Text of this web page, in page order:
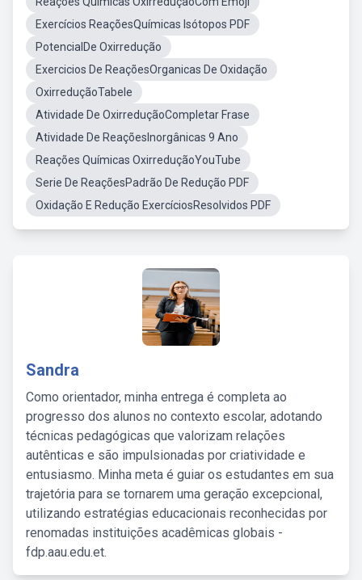
Exercícios ReaçõesQuímicas Isótopos PDF
PotencialDe Oxirredução
Exercicios De ReaçõesOrganicas De Oxidação
OxirreduçãoTabele
Atividade De OxirreduçãoCompletar Frase
Atividade De ReaçõesInorgânicas 9 Ano
Reações Químicas OxirreduçãoYouTube
Serie De ReaçõesPadrão De Redução PDF
Oxidação E Redução ExercíciosResolvidos PDF
Sandra
Como orientador, minha entrega é completa ao
progresso dos alunos no contexto escolar, adotando
técnicas pedagógicas que valorizam relações
autênticas e são impulsionadas por criatividade e
entusiasmo. Minha meta é guiar os estudantes em sua
trajetória para se tornarem uma geração excepcional,
utilizando estratégias educacionais reconhecidas por
renomadas instituições acadêmicas globais -
fdp.aau.edu.et.